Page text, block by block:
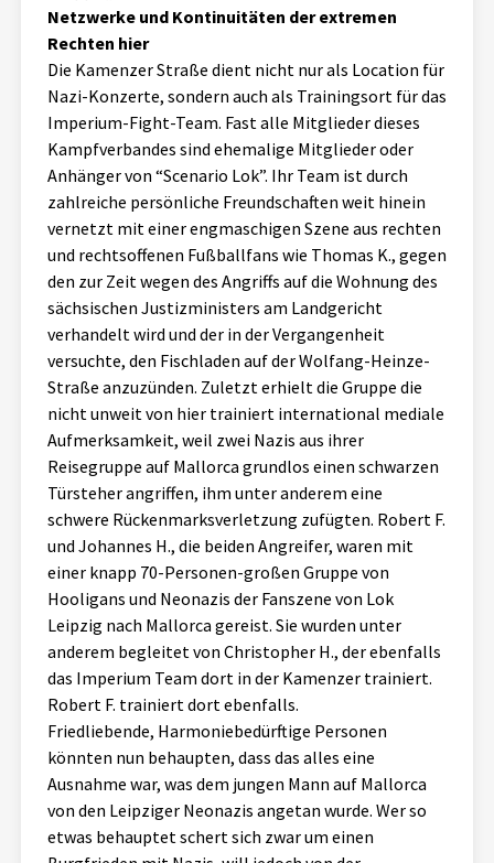
Netzwerke und Kontinuitäten der extremen
Rechten hier
Die Kamenzer Straße dient nicht nur als Location für
Nazi-Konzerte, sondern auch als Trainingsort für das
Imperium-Fight-Team. Fast alle Mitglieder dieses
Kampfverbandes sind ehemalige Mitglieder oder
Anhänger von “Scenario Lok”. Ihr Team ist durch
zahlreiche persönliche Freundschaften weit hinein
vernetzt mit einer engmaschigen Szene aus rechten
und rechtsoffenen Fußballfans wie Thomas K., gegen
den zur Zeit wegen des Angriffs auf die Wohnung des
sächsischen Justizministers am Landgericht
verhandelt wird und der in der Vergangenheit
versuchte, den Fischladen auf der Wolfang-Heinze-
Straße anzuzünden. Zuletzt erhielt die Gruppe die
nicht unweit von hier trainiert international mediale
Aufmerksamkeit, weil zwei Nazis aus ihrer
Reisegruppe auf Mallorca grundlos einen schwarzen
Türsteher angriffen, ihm unter anderem eine
schwere Rückenmarksverletzung zufügten. Robert F.
und Johannes H., die beiden Angreifer, waren mit
einer knapp 70-Personen-großen Gruppe von
Hooligans und Neonazis der Fanszene von Lok
Leipzig nach Mallorca gereist. Sie wurden unter
anderem begleitet von Christopher H., der ebenfalls
das Imperium Team dort in der Kamenzer trainiert.
Robert F. trainiert dort ebenfalls.
Friedliebende, Harmoniebedürftige Personen
könnten nun behaupten, dass das alles eine
Ausnahme war, was dem jungen Mann auf Mallorca
von den Leipziger Neonazis angetan wurde. Wer so
etwas behauptet schert sich zwar um einen